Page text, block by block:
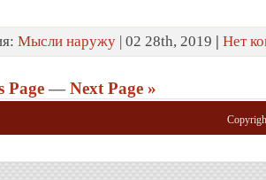
Мысли наружу | 02 28th, 2019 | Нет
Page — Next Page »